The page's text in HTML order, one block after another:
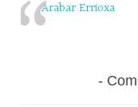
Arabar Errioxa